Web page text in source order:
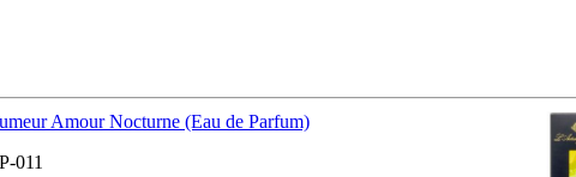
Amour Nocturne (Eau de Parfum)
011